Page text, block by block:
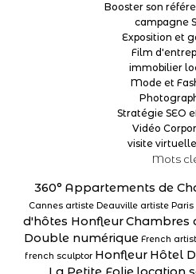
Booster son
campagne
Exposition et
Film
immobilier
Mode et
Stratégie SEO
Vidéo
visite
Mots
360° Appartements de
Cannes artiste Deauville artiste Paris
d'hôtes HonfleurChambres
Double numérique French
french sculptor Honfleur Hôtel